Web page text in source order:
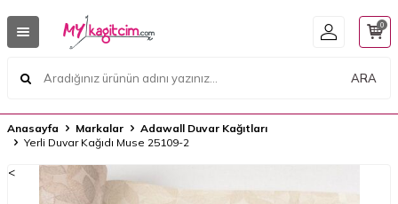
ARA
0
Anasayfa Markalar
Adawall Duvar Kağıtları
Yerli Duvar Kağıdı Muse 25109-2
<